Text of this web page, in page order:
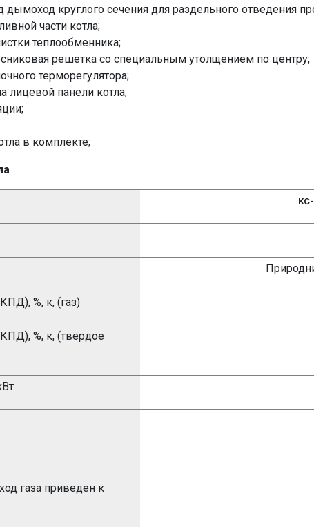
круглого сечения для раздельного отведения
части котла;
теплообменника;
решетка со специальным утолщением по центру;
терморегулятора;
лицевой панели котла;
в комплекте;
%, к, (газ)
%, к, (твердое
газа приведен к